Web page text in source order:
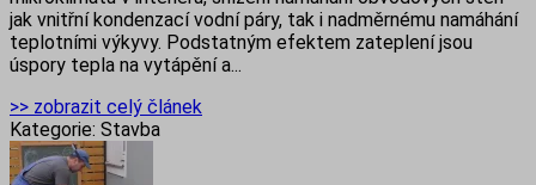
jak vnitřní kondenzací vodní páry, tak i nadměrnému namáhání
teplotními výkyvy. Podstatným efektem zateplení jsou
úspory tepla na vytápění a...
>> zobrazit celý článek
Kategorie: Stavba